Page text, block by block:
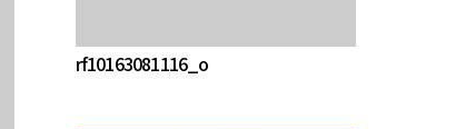
rf10163081116_o